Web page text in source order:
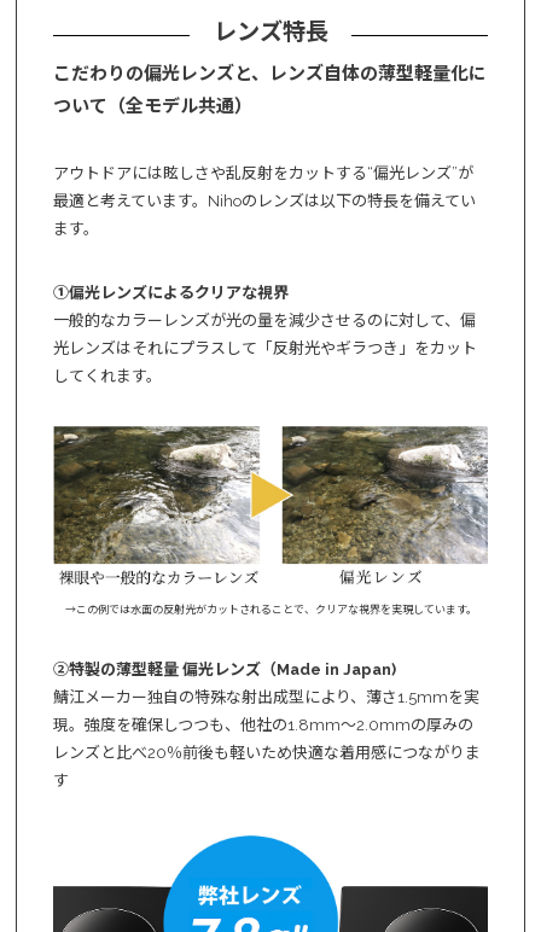
レンズ特長
こだわりの偏光レンズと、レンズ自体の薄型軽量化に
ついて（全モデル共通）
アウトドアには眩しさや乱反射をカットする“偏光レンズ”が
最適と考えています。Nihoのレンズは以下の特長を備えてい
ます。
①偏光レンズによるクリアな視界
一般的なカラーレンズが光の量を減少させるのに対して、偏
光レンズはそれにプラスして「反射光やギラつき」をカット
してくれます。
→この例では水面の反射光がカットされることで、クリアな視界を実現しています。
②特製の薄型軽量 偏光レンズ（Made in Japan)
鯖江メーカー独自の特殊な射出成型により、薄さ1.5mmを実
現。強度を確保しつつも、他社の1.8mm～2.0mmの厚みの
レンズと比べ20％前後も軽いため快適な着用感につながりま
す